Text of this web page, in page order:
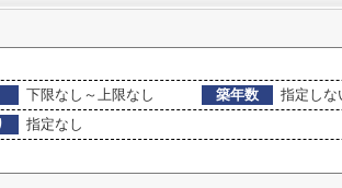
下限なし～上限なし 築年数
指定しな
指定なし